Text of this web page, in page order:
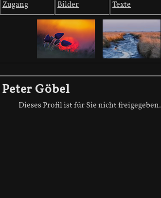
Zugang Bilder Texte
Peter Göbel
Dieses Profil ist für Sie nicht freigegeben.